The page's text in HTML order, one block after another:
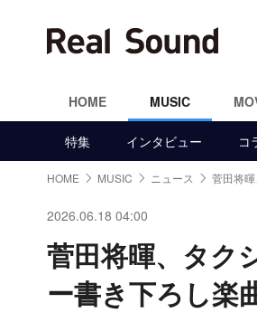
HOME MUSIC
特集 インタビュー コ
HOME MUSIC ニュース 菅田将
2026.06.18 04:00
菅田将暉、タク
ー書き下ろし楽